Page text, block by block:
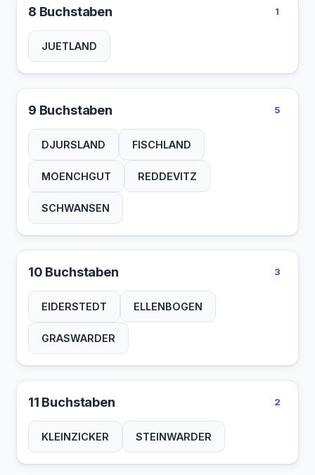
8 Buchstaben 1
JUETLAND
9 Buchstaben 5
DJURSLAND FISCHLAND
MOENCHGUT REDDEVITZ
SCHWANSEN
10 Buchstaben 3
EIDERSTEDT ELLENBOGEN
GRASWARDER
11 Buchstaben 2
KLEINZICKER STEINWARDER